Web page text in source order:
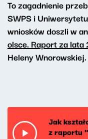
To zagadnienie
SWPS i
wniosków doszli w
olsce. Raport za
Heleny Wnorowskiej.
Jak
z raportu